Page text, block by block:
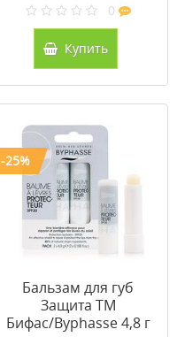
0
Купить
-25%
Бальзам для губ
Защита ТМ
Бифас/Byphasse 4,8 г